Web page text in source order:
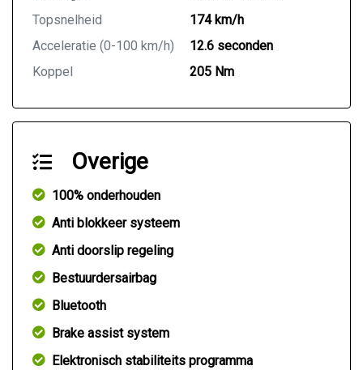
Topsnelheid
174 km/h
Acceleratie (0-100 km/h)
12.6 seconden
Koppel
205 Nm
Overige
100% onderhouden
Anti blokkeer systeem
Anti doorslip regeling
Bestuurdersairbag
Bluetooth
Brake assist system
Elektronisch stabiliteits programma